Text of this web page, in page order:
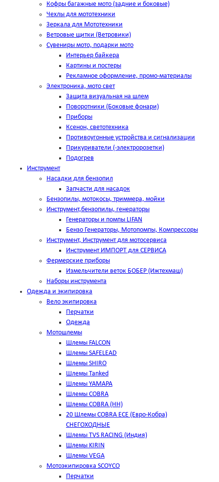
Кофры багажные мото (задние и боковые)
Чехлы для мототехники
Зеркала для Мототехники
Ветровые щитки (Ветровики)
Сувениры мото, подарки мото
Интерьер байкера
Картины и постеры
Рекламное оформление, промо-материалы
Электроника, мото свет
Защита визуальная на шлем
Поворотники (Боковые фонари)
Приборы
Ксенон, светотехника
Противоугонные устройства и сигнализации
Прикуриватели (-электророзетки)
Подогрев
Инструмент
Насадки для бензопил
Запчасти для насадок
Бензопилы, мотокосы, триммера, мойки
Инструмент,бензопилы, генераторы
Генераторы и помпы LIFAN
Бензо Генераторы, Мотопомпы, Компрессоры
Инструмент, Инструмент для мотосервиса
Инструмент ИМПОРТ для СЕРВИСА
Фермерские приборы
Измельчители веток БОБЕР (Ижтехмаш)
Наборы инструмента
Одежда и экипировка
Вело экипировка
Перчатки
Одежда
Мотошлемы
Шлемы FALCON
Шлемы SAFELEAD
Шлемы SHIRO
Шлемы Tanked
Шлемы YAMAPA
Шлемы COBRA
Шлемы COBRA (HH)
20 Шлемы COBRA ECE (Евро-Кобра)
СНЕГОХОДНЫЕ
Шлемы TVS RACING (Индия)
Шлемы KIRIN
Шлемы VEGA
Мотоэкипировка SCOYCO
Перчатки